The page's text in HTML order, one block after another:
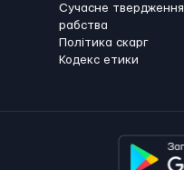
Сучасне твердження
рабства
Політика скарг
Кодекс етики